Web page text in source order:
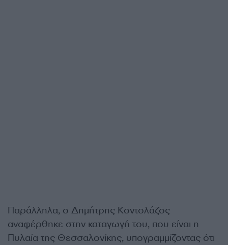
Παράλληλα, ο Δημήτρης Κοντολάζος
αναφέρθηκε στην καταγωγή του, που είναι η
Πυλαία της Θεσσαλονίκης, υπογραμμίζοντας ότι